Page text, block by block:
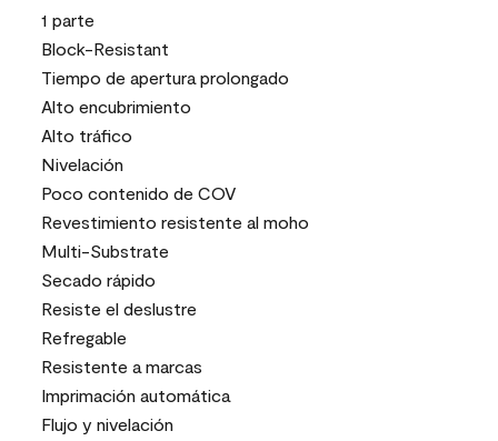
1 parte
Block-Resistant
Tiempo de apertura prolongado
Alto encubrimiento
Alto tráfico
Nivelación
Poco contenido de COV
Revestimiento resistente al moho
Multi-Substrate
Secado rápido
Resiste el deslustre
Refregable
Resistente a marcas
Imprimación automática
Flujo y nivelación